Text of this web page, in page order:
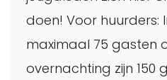
doen! Voor
maximaal 75 gasten
overnachting zijn 150